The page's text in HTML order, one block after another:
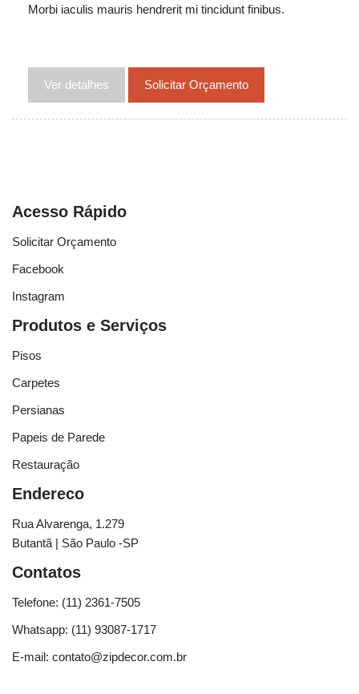
Morbi iaculis mauris hendrerit mi tincidunt finibus.
Ver detalhes Solicitar Orçamento
Acesso Rápido
Solicitar Orçamento
Facebook
Instagram
Produtos e Serviços
Pisos
Carpetes
Persianas
Papeis de Parede
Restauração
Endereco
Rua Alvarenga, 1.279
Butantã | São Paulo -SP
Contatos
Telefone: (11) 2361-7505
Whatsapp: (11) 93087-1717
E-mail: contato@zipdecor.com.br